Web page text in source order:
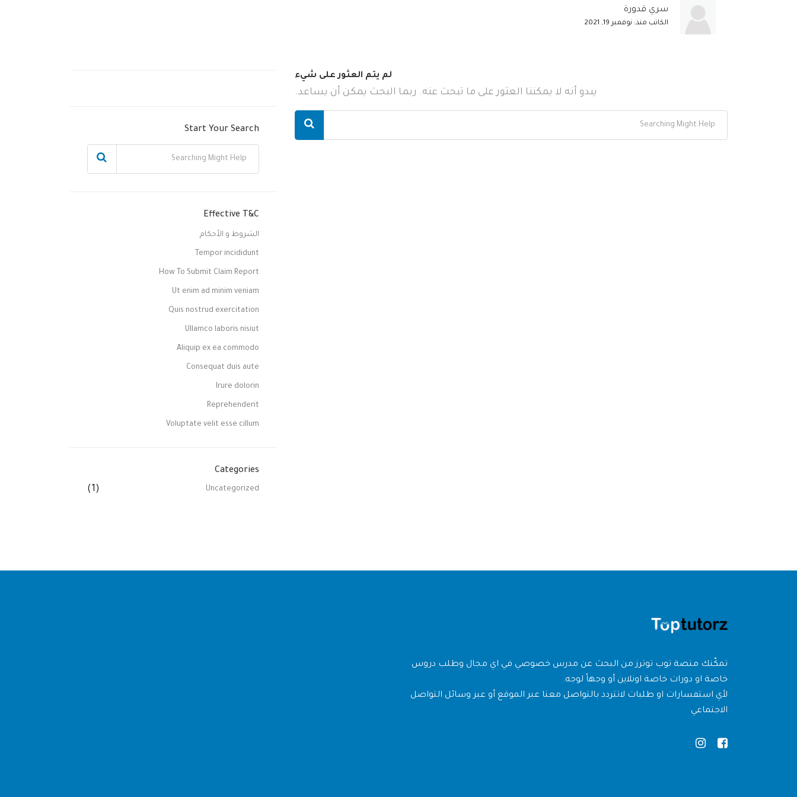
سري قدورة
الكاتب منذ: نوفمبر 19, 2021
لم يتم العثور على شيء
يبدو أنه لا يمكننا العثور على ما تبحث عنه. ربما البحث يمكن أن يساعد.
Start Your Search
Effective T&C
الشروط و الأحكام
Tempor incididunt
How To Submit Claim Report
Ut enim ad minim veniam
Quis nostrud exercitation
Ullamco laboris nisiut
Aliquip ex ea commodo
Consequat duis aute
Irure dolorin
Reprehenderit
Voluptate velit esse cillum
Categories
Uncategorized
(1)
تمكّنك منصة توب توترز من البحث عن مدرس خصوصي في اي مجال وطلب دروس
خاصة او دورات خاصة اونلاين أو وجهاً لوجه.
لأي استفسارات او طلبات لاتتردد بالتواصل معنا عبر الموقع أو عبر وسائل التواصل
الاجتماعي